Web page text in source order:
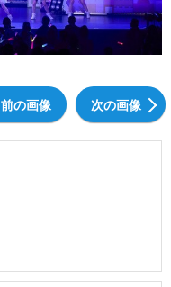
前の画像 次の画像